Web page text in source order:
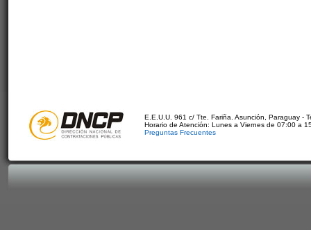
E.E.U.U. 961 c/ Tte. Fariña. Asunción, Paraguay -
Horario de Atención: Lunes a Viernes de 07:00 a
Preguntas Frecuentes